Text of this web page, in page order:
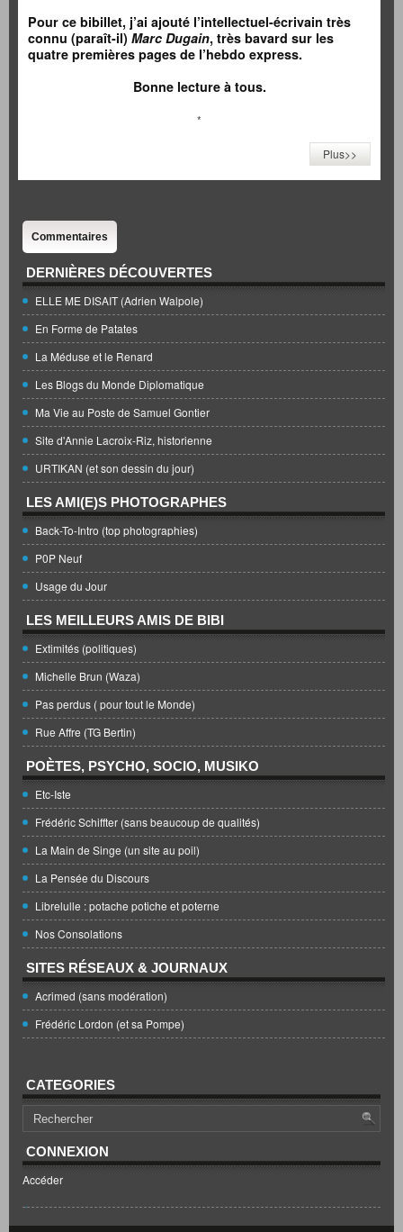
Pour ce bibillet, j’ai ajouté l’intellectuel-écrivain très
connu (paraît-il) Marc Dugain, très bavard sur les
quatre premières pages de l’hebdo express.
Bonne lecture à tous.
*
Plus>>
Commentaires
DERNIÈRES DÉCOUVERTES
ELLE ME DISAIT (Adrien Walpole)
En Forme de Patates
La Méduse et le Renard
Les Blogs du Monde Diplomatique
Ma Vie au Poste de Samuel Gontier
Site d'Annie Lacroix-Riz, historienne
URTIKAN (et son dessin du jour)
LES AMI(E)S PHOTOGRAPHES
Back-To-Intro (top photographies)
P0P Neuf
Usage du Jour
LES MEILLEURS AMIS DE BIBI
Extimités (politiques)
Michelle Brun (Waza)
Pas perdus ( pour tout le Monde)
Rue Affre (TG Bertin)
POÈTES, PSYCHO, SOCIO, MUSIKO
Etc-Iste
Frédéric Schiffter (sans beaucoup de qualités)
La Main de Singe (un site au poil)
La Pensée du Discours
Librelulle : potache potiche et poterne
Nos Consolations
SITES RÉSEAUX & JOURNAUX
Acrimed (sans modération)
Frédéric Lordon (et sa Pompe)
CATEGORIES
CONNEXION
Accéder